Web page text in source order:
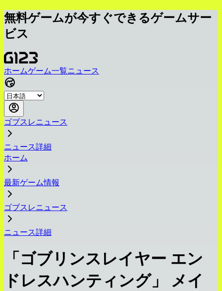
無料ゲームが今すぐできるゲームサー
ビス
ホームゲーム一覧ニュース
ゴブスレニュース
ニュース詳細
ホーム
最新ゲーム情報
ゴブスレニュース
ニュース詳細
「ゴブリンスレイヤー エン
ドレスハンティング」 メイ